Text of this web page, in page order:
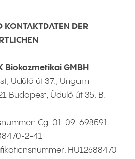
KONTAKTDATEN DER
Biokozmetikai GMBH
Üdülő út 37., Ungarn
Budapest, Üdülő út 35. B.
Cg. 01-09-698591
2-41
HU12688470